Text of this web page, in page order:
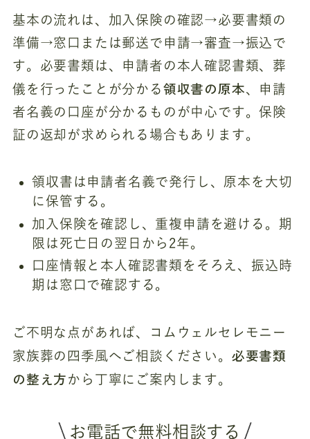
基本の流れは、加入保険の確認→必要書類の
準備→窓口または郵送で申請→審査→振込で
す。必要書類は、申請者の本人確認書類、葬
儀を行ったことが分かる 領収書の原本、申請
者名義の口座が分かるものが中心です。保険
証の返却が求められる場合もあります。
領収書は申請者名義で発行し、原本を大切
に保管する。
加入保険を確認し、重複申請を避ける。期
限は死亡日の翌日から2年。
口座情報と本人確認書類をそろえ、振込時
期は窓口で確認する。
ご不明な点があれば、コムウェルセレモニー
家族葬の四季風へご相談ください。 必要書類
の整え方 から丁寧にご案内します。
お電話で無料相談する